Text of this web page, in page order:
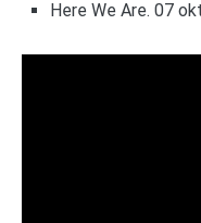
Here We Are. 07